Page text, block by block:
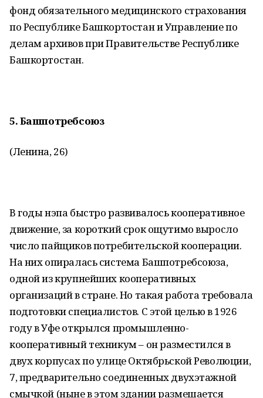
фонд обязательного медицинского страхования
по Республике Башкортостан и Управление по
делам архивов при Правительстве Республике
Башкортостан.
5. Башпотребсоюз
(Ленина, 26)
В годы нэпа быстро развивалось кооперативное
движение, за короткий срок ощутимо выросло
число пайщиков потребительской кооперации.
На них опиралась система Башпотребсоюза,
одной из крупнейших кооперативных
организаций в стране. Но такая работа требовала
подготовки специалистов. С этой целью в 1926
году в Уфе открылся промышленно-
кооперативный техникум – он разместился в
двух корпусах по улице Октябрьской Революции,
7, предварительно соединенных двухэтажной
смычкой (ныне в этом здании размешается